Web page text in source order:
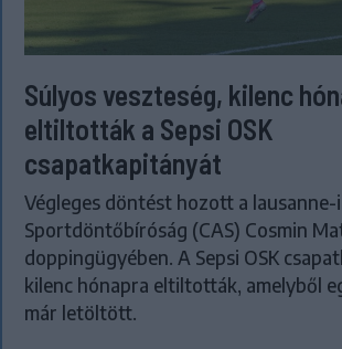
Súlyos veszteség, kilenc
eltiltották a Sepsi OSK
csapatkapitányát
Végleges döntést hozott a
Sportdöntőbíróság (CAS) Cosmin
doppingügyében. A Sepsi OSK
kilenc hónapra eltiltották, amelyből
már letöltött.